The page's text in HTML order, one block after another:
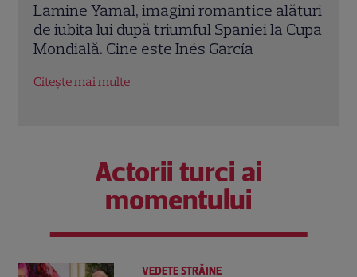
„Casa iubirii” lansează hitul verii creat cu
Inteligență Artificială. Andreea Mantea,
surprinsă de ce au făcut concurenții la
Actorii turci ai
momentului
VEDETE STRĂINE